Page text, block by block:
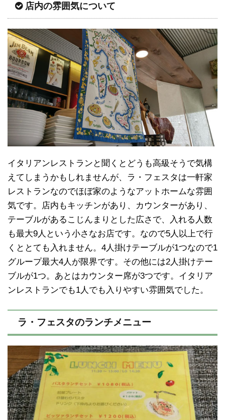
店内の雰囲気について
イタリアンレストランと聞くとどうも高級そうで気構
えてしまうかもしれませんが、ラ・フェスタは一軒家
レストランなのでほぼ家のようなアットホームな雰囲
気です。店内もキッチンがあり、カウンターがあり、
テーブルがあるこじんまりとした広さで、入れる人数
も最大9人という小さなお店です。なので5人以上で行
くととても入れません。4人掛けテーブルが1つなので1
グループ最大4人が限界です。その他には2人掛けテー
ブルが1つ。あとはカウンター席が3つです。イタリア
ンレストランでも1人でも入りやすい雰囲気でした。
ラ・フェスタのランチメニュー